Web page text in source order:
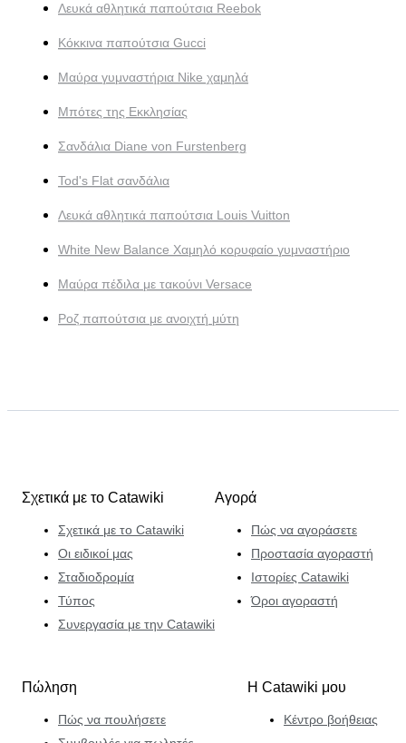
Λευκά αθλητικά παπούτσια Reebok
Κόκκινα παπούτσια Gucci
Μαύρα γυμναστήρια Nike χαμηλά
Μπότες της Εκκλησίας
Σανδάλια Diane von Furstenberg
Tod's Flat σανδάλια
Λευκά αθλητικά παπούτσια Louis Vuitton
White New Balance Χαμηλό κορυφαίο γυμναστήριο
Μαύρα πέδιλα με τακούνι Versace
Ροζ παπούτσια με ανοιχτή μύτη
Σχετικά με το Catawiki
Σχετικά με το Catawiki
Οι ειδικοί μας
Σταδιοδρομία
Τύπος
Συνεργασία με την Catawiki
Αγορά
Πώς να αγοράσετε
Προστασία αγοραστή
Ιστορίες Catawiki
Όροι αγοραστή
Πώληση
Πώς να πουλήσετε
Η Catawiki μου
Κέντρο βοήθειας